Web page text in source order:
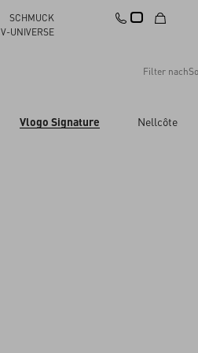
SCHMUCK
V-UNIVERSE
Filter nach
Änderungen übernehmen
Vlogo Signature Nellcôte